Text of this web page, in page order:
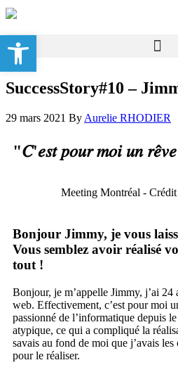
SuccessStory#10 –
29 mars 2021 By Aurelie RHODIER
"𝐶'𝑒𝑠𝑡 𝑝𝑜𝑢𝑟 𝑚𝑜𝑖 𝑢𝑛 𝑟𝑒̂𝑣𝑒
Meeting Montréal -
Bonjour Jimmy, je vous
Vous semblez avoir réalisé
tout !
Bonjour, je m’appelle Jimmy, j’ai 24
web. Effectivement, c’est pour moi
passionné de l’informatique depuis
atypique, ce qui a compliqué la
savais au fond de moi que j’avais les
pour le réaliser.
Ouvrir la barre d’outils